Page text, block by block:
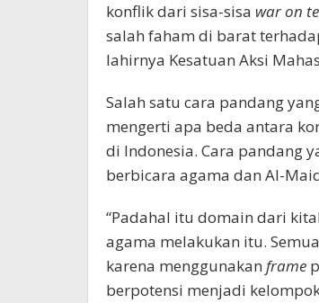
konflik dari sisa-sisa war on
salah faham di barat
lahirnya Kesatuan Aksi
Salah satu cara pandang
mengerti apa beda antara
di Indonesia. Cara pandang
berbicara agama dan Al-
“Padahal itu domain dari
agama melakukan itu.
karena menggunakan frame
berpotensi menjadi